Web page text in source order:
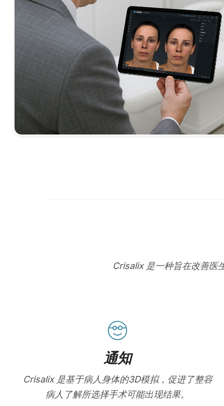
Crisalix 是一种旨在改善医
通知
Crisalix 是基于病人身体的3D模拟，促进了整容
病人了解所选择手术可能出现结果。